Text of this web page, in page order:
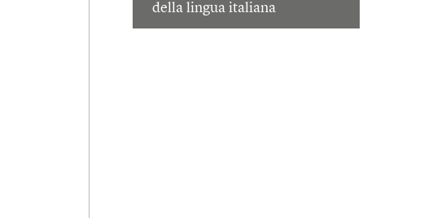
della lingua italiana